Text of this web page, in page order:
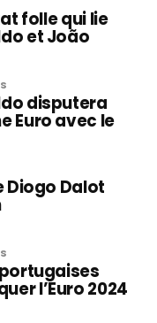
folle qui lie
et João
disputera
Euro avec le
Diogo Dalot
l’Euro 2024